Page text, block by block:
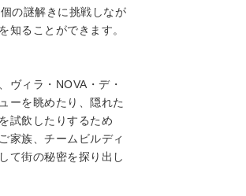
の謎解きに挑戦しなが
知ることができます。
ヴィラ・NOVA・デ・
ーを眺めたり、隠れた
試飲したりするため
家族、チームビルディ
て街の秘密を探り出し